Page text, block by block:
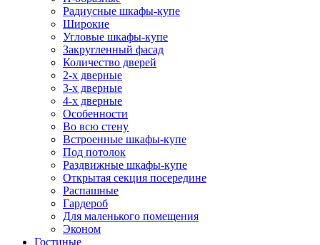
Радиусные шкафы-купе
Широкие
Угловые шкафы-купе
Закругленный фасад
Количество дверей
2-х дверные
3-х дверные
4-х дверные
Особенности
Во всю стену
Встроенные шкафы-купе
Под потолок
Раздвижные шкафы-купе
Открытая секция посередине
Распашные
Гардероб
Для маленького помещения
Эконом
Гостиные